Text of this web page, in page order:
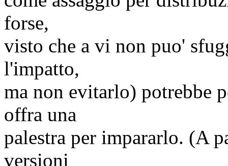
forse,
visto che a vi non puo'
l'impatto,
ma non evitarlo) potrebbe
offra una
palestra per impararlo. (A
versioni